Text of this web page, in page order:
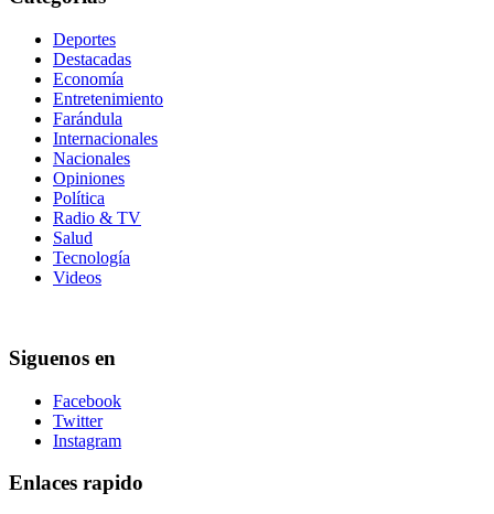
Deportes
Destacadas
Economía
Entretenimiento
Farándula
Internacionales
Nacionales
Opiniones
Política
Radio & TV
Salud
Tecnología
Videos
Siguenos en
Facebook
Twitter
Instagram
Enlaces rapido